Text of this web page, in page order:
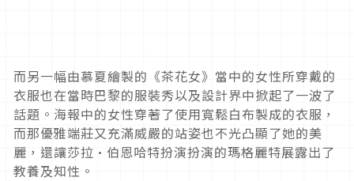
而另一幅由慕夏繪製的《茶花女》當中的女性所穿戴的
衣服也在當時巴黎的服裝秀以及設計界中掀起了一波了
話題。海報中的女性穿著了使用寬鬆白布製成的衣服，
而那優雅端莊又充滿威嚴的站姿也不光凸顯了她的美
麗，還讓莎拉·伯恩哈特扮演扮演的瑪格麗特展露出了
教養及知性。